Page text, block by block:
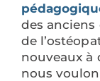
des
de
nouveaux à
nous